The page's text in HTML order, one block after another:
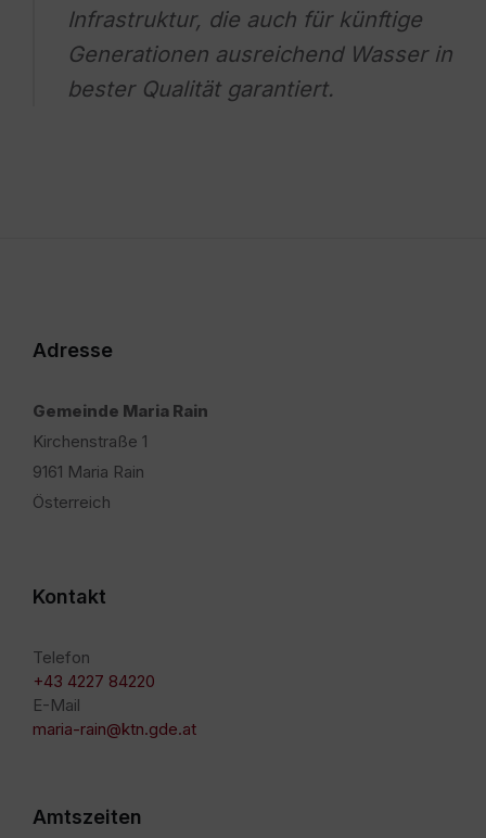
Infrastruktur, die auch für künftige
Generationen ausreichend Wasser in
bester Qualität garantiert.
Adresse
Gemeinde Maria Rain
Kirchenstraße 1
9161 Maria Rain
Österreich
Kontakt
Telefon
+43 4227 84220
E-Mail
maria-rain@ktn.gde.at
Amtszeiten